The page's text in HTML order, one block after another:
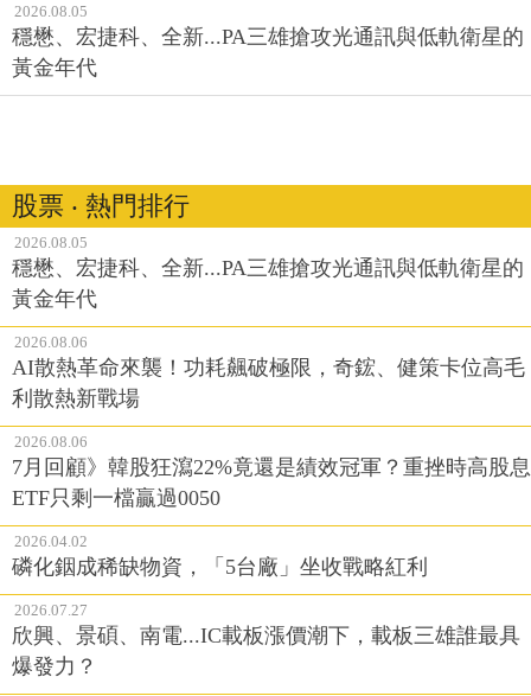
2026.08.05
穩懋、宏捷科、全新...PA三雄搶攻光通訊與低軌衛星的
黃金年代
股票 ‧ 熱門排行
2026.08.05
穩懋、宏捷科、全新...PA三雄搶攻光通訊與低軌衛星的
黃金年代
2026.08.06
AI散熱革命來襲！功耗飆破極限，奇鋐、健策卡位高毛
利散熱新戰場
2026.08.06
7月回顧》韓股狂瀉22%竟還是績效冠軍？重挫時高股息
ETF只剩一檔贏過0050
2026.04.02
磷化銦成稀缺物資，「5台廠」坐收戰略紅利
2026.07.27
欣興、景碩、南電...IC載板漲價潮下，載板三雄誰最具
爆發力？